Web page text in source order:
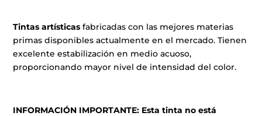
Tintas artísticas fabricadas con las mejores materias
primas disponibles actualmente en el mercado. Tienen
excelente estabilización en medio acuoso,
proporcionando mayor nivel de intensidad del color.
INFORMACIÓN IMPORTANTE: Esta tinta no está